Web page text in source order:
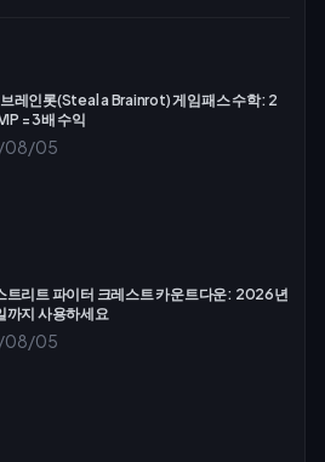
브레인롯(Steal a Brainrot) 게임패스 수학: 2
= 3배 수익
08/05
트리트 파이터 크레스트 카운트다운: 2026년
까지 사용하세요
08/05